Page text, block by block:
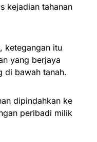
kejadian tahanan
ketegangan itu
yang berjaya
di bawah tanah.
dipindahkan ke
peribadi milik